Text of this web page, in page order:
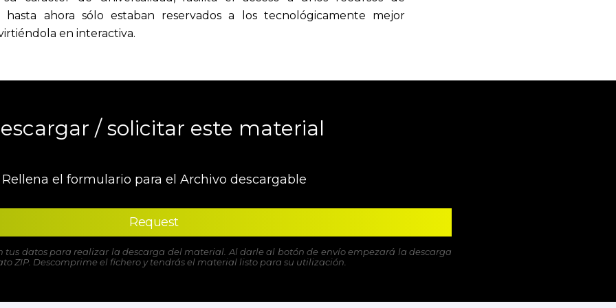
hasta ahora sólo estaban reservados a los tecnológicamente mejor
en interactiva.
/ solicitar este material
Rellena el formulario para el Archivo descargable
Request
tus datos para realizar la descarga del material. Al darle al botón de envío empezará la descarga
ZIP. Descomprime el fichero y tendrás el material listo para su utilización.